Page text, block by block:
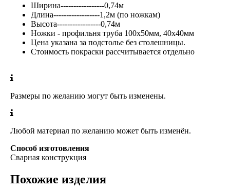
Ширина-----------------0,74м
Длина------------------1,2м (по ножкам)
Высота-----------------0,74м
Ножки - профильня труба 100х50мм, 40х40мм
Цена указана за подстолье без столешницы.
Стоимость покраски рассчитывается отдельно
Размеры по желанию могут быть изменены.
Любой материал по желанию может быть изменён.
Способ изготовления
Сварная конструкция
Похожие изделия